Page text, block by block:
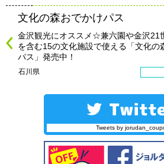
文化の森おでかけパス
金沢観光にオススメ☆兼六園や金沢21
を含む15の文化施設で使える「文化の
パス」発売中！
石川県
Tweets by